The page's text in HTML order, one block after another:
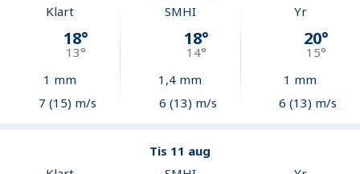
Klart
18°
13°
1 mm
7 (15) m/s
SMHI
18°
14°
1,4 mm
6 (13) m/s
Yr
20°
15°
1 mm
6 (13) m/s
Tis 11 aug